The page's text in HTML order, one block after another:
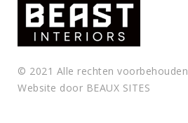
© 2021 Alle rechten voorbehouden
Website door BEAUX SITES